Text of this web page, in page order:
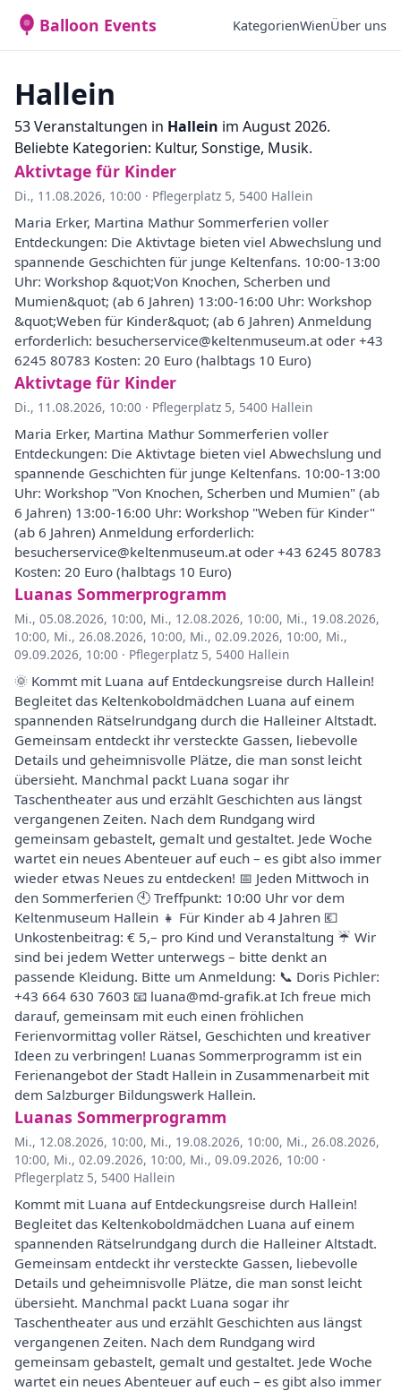
Balloon Events KategorienWienÜber uns
Hallein
53 Veranstaltungen in Hallein im August 2026.
Beliebte Kategorien: Kultur, Sonstige, Musik.
Aktivtage für Kinder
Di., 11.08.2026, 10:00 · Pflegerplatz 5, 5400 Hallein
Maria Erker, Martina Mathur Sommerferien voller
Entdeckungen: Die Aktivtage bieten viel Abwechslung und
spannende Geschichten für junge Keltenfans. 10:00-13:00
Uhr: Workshop &quot;Von Knochen, Scherben und
Mumien&quot; (ab 6 Jahren) 13:00-16:00 Uhr: Workshop
&quot;Weben für Kinder&quot; (ab 6 Jahren) Anmeldung
erforderlich: besucherservice@keltenmuseum.at oder +43
6245 80783 Kosten: 20 Euro (halbtags 10 Euro)
Aktivtage für Kinder
Di., 11.08.2026, 10:00 · Pflegerplatz 5, 5400 Hallein
Maria Erker, Martina Mathur Sommerferien voller
Entdeckungen: Die Aktivtage bieten viel Abwechslung und
spannende Geschichten für junge Keltenfans. 10:00-13:00
Uhr: Workshop "Von Knochen, Scherben und Mumien" (ab
6 Jahren) 13:00-16:00 Uhr: Workshop "Weben für Kinder"
(ab 6 Jahren) Anmeldung erforderlich:
besucherservice@keltenmuseum.at oder +43 6245 80783
Kosten: 20 Euro (halbtags 10 Euro)
Luanas Sommerprogramm
Mi., 05.08.2026, 10:00, Mi., 12.08.2026, 10:00, Mi., 19.08.2026,
10:00, Mi., 26.08.2026, 10:00, Mi., 02.09.2026, 10:00, Mi.,
09.09.2026, 10:00 · Pflegerplatz 5, 5400 Hallein
🌞 Kommt mit Luana auf Entdeckungsreise durch Hallein!
Begleitet das Keltenkoboldmädchen Luana auf einem
spannenden Rätselrundgang durch die Halleiner Altstadt.
Gemeinsam entdeckt ihr versteckte Gassen, liebevolle
Details und geheimnisvolle Plätze, die man sonst leicht
übersieht. Manchmal packt Luana sogar ihr
Taschentheater aus und erzählt Geschichten aus längst
vergangenen Zeiten. Nach dem Rundgang wird
gemeinsam gebastelt, gemalt und gestaltet. Jede Woche
wartet ein neues Abenteuer auf euch – es gibt also immer
wieder etwas Neues zu entdecken! 📅 Jeden Mittwoch in
den Sommerferien 🕙 Treffpunkt: 10:00 Uhr vor dem
Keltenmuseum Hallein 👧 Für Kinder ab 4 Jahren 💶
Unkostenbeitrag: € 5,– pro Kind und Veranstaltung ☔ Wir
sind bei jedem Wetter unterwegs – bitte denkt an
passende Kleidung. Bitte um Anmeldung: 📞 Doris Pichler:
+43 664 630 7603 📧 luana@md-grafik.at Ich freue mich
darauf, gemeinsam mit euch einen fröhlichen
Ferienvormittag voller Rätsel, Geschichten und kreativer
Ideen zu verbringen! Luanas Sommerprogramm ist ein
Ferienangebot der Stadt Hallein in Zusammenarbeit mit
dem Salzburger Bildungswerk Hallein.
Luanas Sommerprogramm
Mi., 12.08.2026, 10:00, Mi., 19.08.2026, 10:00, Mi., 26.08.2026,
10:00, Mi., 02.09.2026, 10:00, Mi., 09.09.2026, 10:00 ·
Pflegerplatz 5, 5400 Hallein
Kommt mit Luana auf Entdeckungsreise durch Hallein!
Begleitet das Keltenkoboldmädchen Luana auf einem
spannenden Rätselrundgang durch die Halleiner Altstadt.
Gemeinsam entdeckt ihr versteckte Gassen, liebevolle
Details und geheimnisvolle Plätze, die man sonst leicht
übersieht. Manchmal packt Luana sogar ihr
Taschentheater aus und erzählt Geschichten aus längst
vergangenen Zeiten. Nach dem Rundgang wird
gemeinsam gebastelt, gemalt und gestaltet. Jede Woche
wartet ein neues Abenteuer auf euch – es gibt also immer